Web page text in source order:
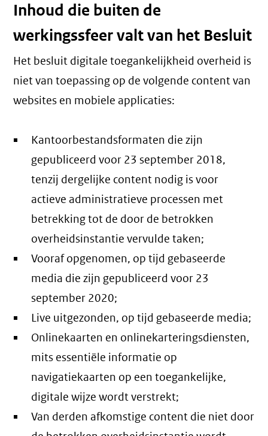
Inhoud die buiten de
werkingssfeer valt van het Besluit
Het besluit digitale toegankelijkheid overheid is
niet van toepassing op de volgende content van
websites en mobiele applicaties:
Kantoorbestandsformaten die zijn
gepubliceerd voor 23 september 2018,
tenzij dergelijke content nodig is voor
actieve administratieve processen met
betrekking tot de door de betrokken
overheidsinstantie vervulde taken;
Vooraf opgenomen, op tijd gebaseerde
media die zijn gepubliceerd voor 23
september 2020;
Live uitgezonden, op tijd gebaseerde media;
Onlinekaarten en onlinekarteringsdiensten,
mits essentiële informatie op
navigatiekaarten op een toegankelijke,
digitale wijze wordt verstrekt;
Van derden afkomstige content die niet door